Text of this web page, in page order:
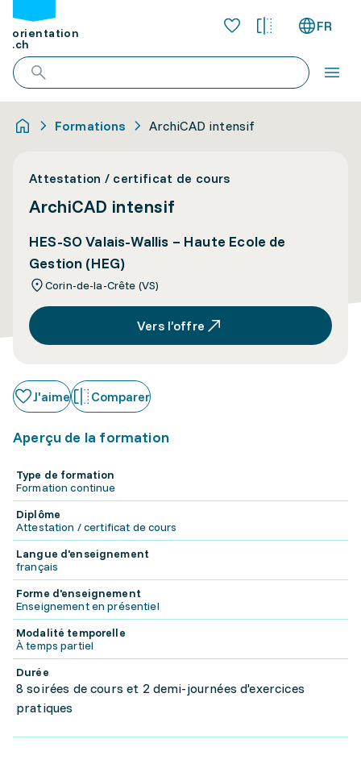
orientation
.ch
FR
Formations ArchiCAD intensif
Attestation / certificat de cours
ArchiCAD intensif
HES-SO Valais-Wallis – Haute Ecole de
Gestion (HEG)
Corin-de-la-Crête (VS)
Vers l’offre
J'aime Comparer
Aperçu de la formation
Type de formation
Formation continue
Diplôme
Attestation / certificat de cours
Langue d'enseignement
français
Forme d'enseignement
Enseignement en présentiel
Modalité temporelle
À temps partiel
Durée
8 soirées de cours et 2 demi-journées d'exercices
pratiques